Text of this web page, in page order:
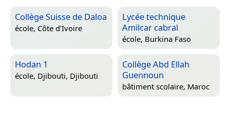
Collège Suisse de Daloa
école, Côte d’Ivoire
Lycée technique
Amilcar cabral
école, Burkina Faso
Hodan 1
école, Djibouti, Djibouti
Collège Abd Ellah
Guennoun
bâtiment scolaire, Maroc